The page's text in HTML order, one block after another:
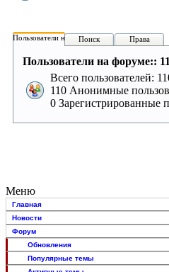
Пользователи на форуме:
Поиск Права
Пользователи на форуме::
Всего пользователей:
110 Анонимные
0 Зарегистрированные
Меню
Главная
Новости
Форум
Обновления
Популярные темы